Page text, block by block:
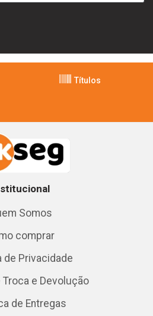
Títulos
Somos
comprar
de Privacidade
e Devolução
de Entregas